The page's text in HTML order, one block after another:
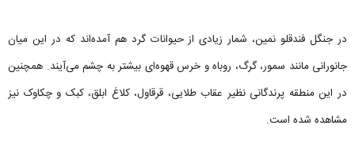
در جنگل فندقلو نمین، شمار زیادی از حیوانات گرد هم آمده‌اند که در این میان
جانورانی مانند سمور، گرگ، روباه و خرس قهوه‌ای بیشتر به چشم می‌آیند. همچنین
در این منطقه پرندگانی نظیر عقاب طلایی، قرقاول، کلاغ ابلق، کبک و چکاوک نیز
مشاهده شده است.